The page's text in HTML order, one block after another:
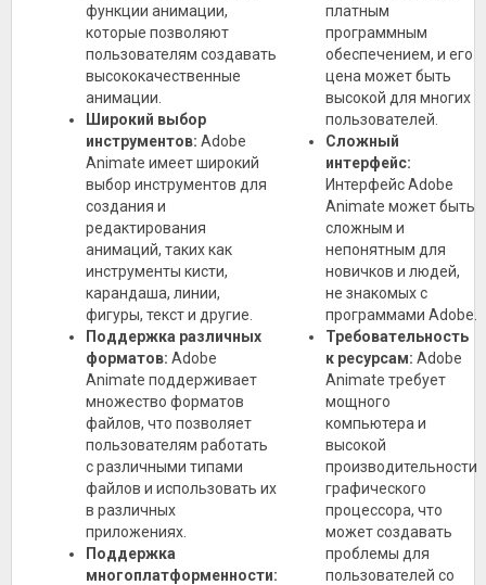
функции анимации,
которые позволяют
пользователям создавать
высококачественные
анимации.
Широкий выбор
инструментов: Adobe
Animate имеет широкий
выбор инструментов для
создания и
редактирования
анимаций, таких как
инструменты кисти,
карандаша, линии,
фигуры, текст и другие.
Поддержка различных
форматов: Adobe
Animate поддерживает
множество форматов
файлов, что позволяет
пользователям работать
с различными типами
файлов и использовать их
в различных
приложениях.
Поддержка
многоплатформенности:
платным
программным
обеспечением, и его
цена может быть
высокой для многих
пользователей.
Сложный
интерфейс:
Интерфейс Adobe
Animate может быть
сложным и
непонятным для
новичков и людей,
не знакомых с
программами Adobe.
Требовательность
к ресурсам: Adobe
Animate требует
мощного
компьютера и
высокой
производительности
графического
процессора, что
может создавать
проблемы для
пользователей со